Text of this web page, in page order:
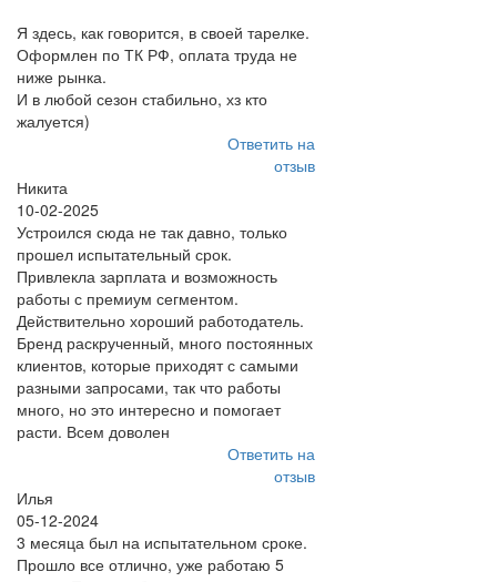
Я здесь, как говорится, в своей тарелке.
Оформлен по ТК РФ, оплата труда не
ниже рынка.
И в любой сезон стабильно, хз кто
жалуется)
Ответить на
отзыв
Никита
10-02-2025
Устроился сюда не так давно, только
прошел испытательный срок.
Привлекла зарплата и возможность
работы с премиум сегментом.
Действительно хороший работодатель.
Бренд раскрученный, много постоянных
клиентов, которые приходят с самыми
разными запросами, так что работы
много, но это интересно и помогает
расти. Всем доволен
Ответить на
отзыв
Илья
05-12-2024
3 месяца был на испытательном сроке.
Прошло все отлично, уже работаю 5